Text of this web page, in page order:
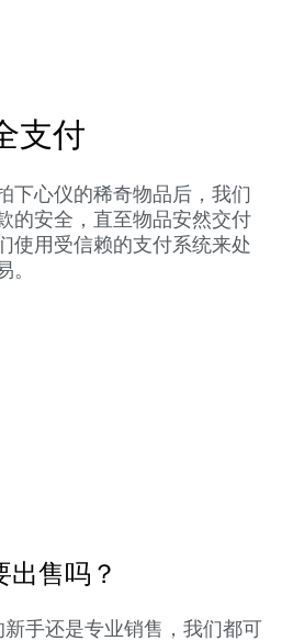
支付
下心仪的稀奇物品后，我们
的安全，直至物品安然交付
使用受信赖的支付系统来处
。
出售吗？
手还是专业销售，我们都可